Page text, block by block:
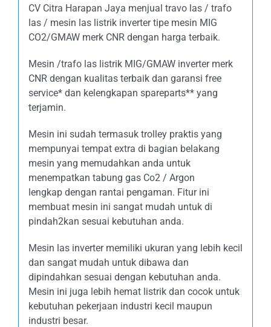
CV Citra Harapan Jaya menjual travo las / trafo
las / mesin las listrik inverter tipe mesin MIG
CO2/GMAW merk CNR dengan harga terbaik.
Mesin /trafo las listrik MIG/GMAW inverter merk
CNR dengan kualitas terbaik dan garansi free
service* dan kelengkapan spareparts** yang
terjamin.
Mesin ini sudah termasuk trolley praktis yang
mempunyai tempat extra di bagian belakang
mesin yang memudahkan anda untuk
menempatkan tabung gas Co2 / Argon
lengkap dengan rantai pengaman. Fitur ini
membuat mesin ini sangat mudah untuk di
pindah2kan sesuai kebutuhan anda.
Mesin las inverter memiliki ukuran yang lebih kecil
dan sangat mudah untuk dibawa dan
dipindahkan sesuai dengan kebutuhan anda.
Mesin ini juga lebih hemat listrik dan cocok untuk
kebutuhan pekerjaan industri kecil maupun
industri besar.